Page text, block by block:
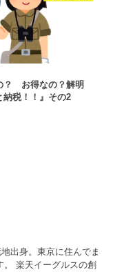
？ お得なの？解明
納税！！』その2
出身。東京に住んでま
楽天イーグルスの創